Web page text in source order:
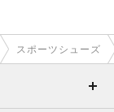
スポーツシューズ